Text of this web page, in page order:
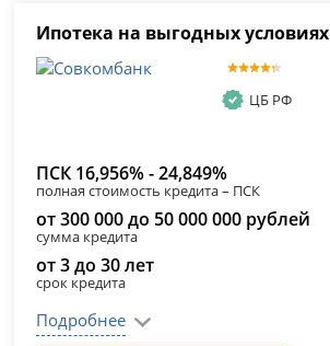
Ипотека на выгодных условиях
ЦБ РФ
ПСК 16,956% - 24,849%
полная стоимость кредита – ПСК
от 300 000 до 50 000 000 рублей
сумма кредита
от 3 до 30 лет
срок кредита
Подробнее